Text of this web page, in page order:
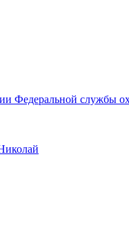
Федеральной службы